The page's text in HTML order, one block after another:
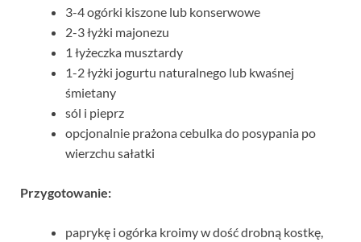
3-4 ogórki kiszone lub konserwowe
2-3 łyżki majonezu
1 łyżeczka musztardy
1-2 łyżki jogurtu naturalnego lub kwaśnej
śmietany
sól i pieprz
opcjonalnie prażona cebulka do posypania po
wierzchu sałatki
Przygotowanie:
paprykę i ogórka kroimy w dość drobną kostkę,